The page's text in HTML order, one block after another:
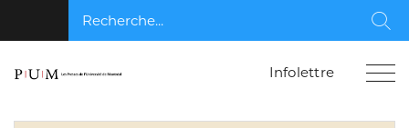
Recherche...
Infolettre